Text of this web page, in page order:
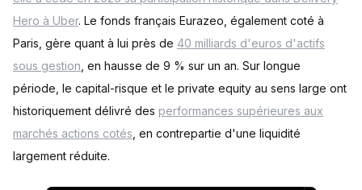
Hero à Uber. Le fonds français Eurazeo, également coté à
Paris, gère quant à lui près de 40 milliards d'euros d'actifs
sous gestion , en hausse de 9 % sur un an. Sur longue
période, le capital-risque et le private equity au sens large ont
historiquement délivré des performances supérieures aux
marchés actions cotés , en contrepartie d'une liquidité
largement réduite.